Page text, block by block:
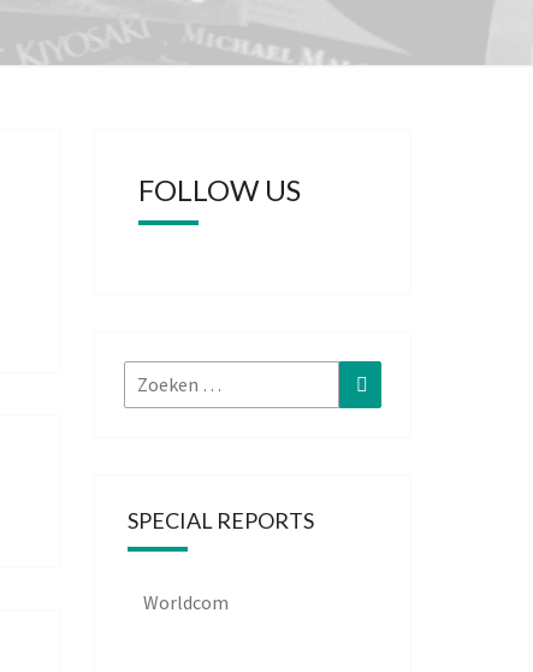
FOLLOW US
Zoeken
naar:
Zoeken
SPECIAL REPORTS
Worldcom